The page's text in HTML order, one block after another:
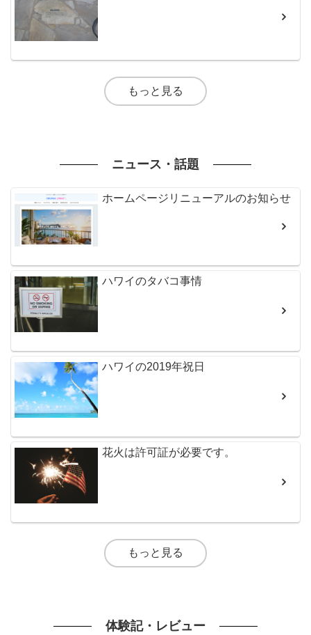
もっと見る
ニュース・話題
ホームページリニューアルのお知らせ
ハワイのタバコ事情
ハワイの2019年祝日
花火は許可証が必要です。
もっと見る
体験記・レビュー